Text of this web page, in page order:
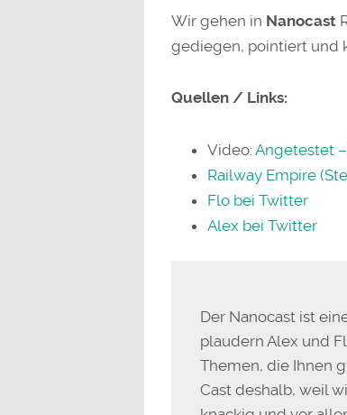
Wir gehen in Nanocast
gediegen, pointiert und
Quellen / Links:
Video: Angetestet
Railway Empire
Flo bei Twitter
Alex bei Twitter
Der Nanocast ist
plaudern Alex und
Themen, die Ihnen
Cast deshalb, weil